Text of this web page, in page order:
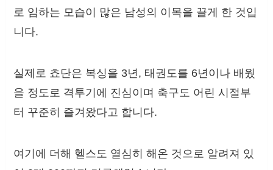
로 임하는 모습이 많은 남성의 이목을 끌게 한 것입
니다.
실제로 쵸단은 복싱을 3년, 태권도를 6년이나 배웠
을 정도로 격투기에 진심이며 축구도 어린 시절부
터 꾸준히 즐겨왔다고 합니다.
여기에 더해 헬스도 열심히 해온 것으로 알려져 있